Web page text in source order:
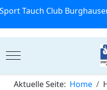
Sport Tauch Club
Mobile Menu Toggle
Aktuelle Seite: Home